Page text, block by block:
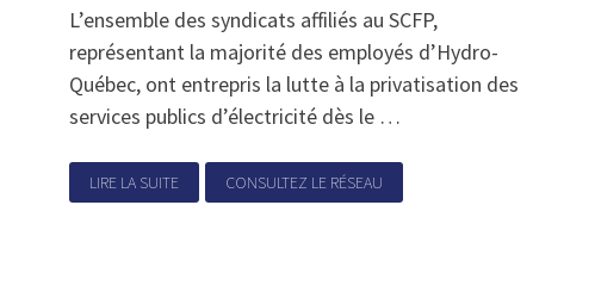
L’ensemble des syndicats affiliés au SCFP,
représentant la majorité des employés d’Hydro-
Québec, ont entrepris la lutte à la privatisation des
services publics d’électricité dès le …
LIRE LA SUITE CONSULTEZ LE RÉSEAU